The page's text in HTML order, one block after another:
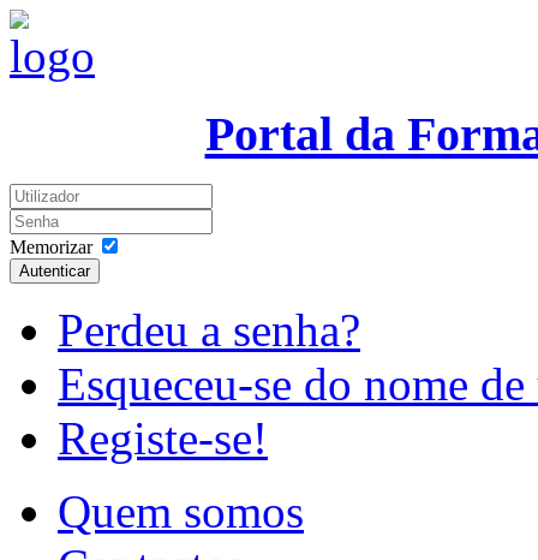
Portal da
Memorizar
Autenticar
Perdeu a senha?
Esqueceu-se do nome
Registe-se!
Quem somos